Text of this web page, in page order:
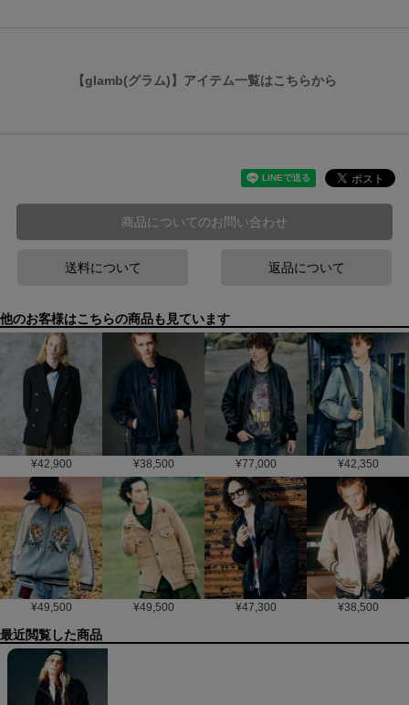
【glamb(グラム)】アイテム一覧はこちらから
商品についてのお問い合わせ
送料について 返品について
他のお客様はこちらの商品も見ています
¥42,900 ¥38,500 ¥77,000 ¥42,350
¥49,500 ¥49,500 ¥47,300 ¥38,500
最近閲覧した商品